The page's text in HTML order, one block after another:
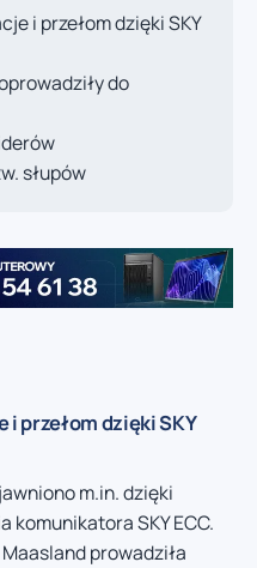
i przełom dzięki SKY
do
słupów
przełom dzięki SKY
m.in. dzięki
komunikatora SKY ECC.
prowadziła